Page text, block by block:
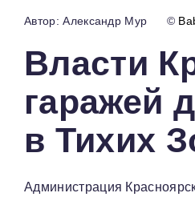
Александр Мур ©
Власти
гаражей
в Тихих
Администрация